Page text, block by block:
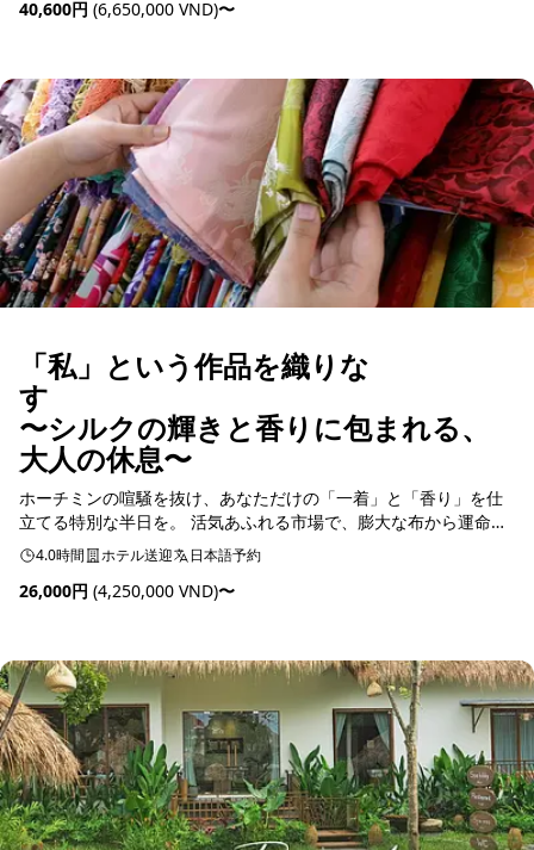
40,600円 (6,650,000 VND)〜
「私」という作品を織りな
〜シルクの輝きと香りに包まれる、
大人の休息〜
ホーチミンの喧騒を抜け、あなただけの「一着」と「香り」を仕
立てる特別な半日を。 活気あふれる市場で、膨大な布から運命の
一枚を自らセレクト。個人では難しい本格テーラーでのオーダー
メイドから、五感を揺さぶるエキゾチックな香水作りまで。ガ...
4.0時間 ホテル送迎 日本語予約
26,000円 (4,250,000 VND)〜